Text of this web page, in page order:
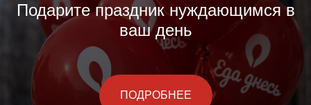
Подарите праздник нуждающимся в
ваш день
ПОДРОБНЕЕ